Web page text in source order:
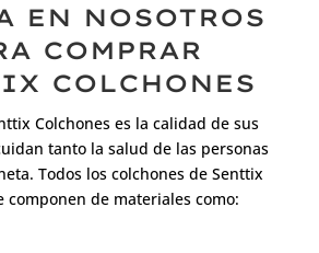
EN NOSOTROS
COMPRAR
COLCHONES
Colchones es la calidad de sus
tanto la salud de las personas
Todos los colchones de Senttix
componen de materiales como: